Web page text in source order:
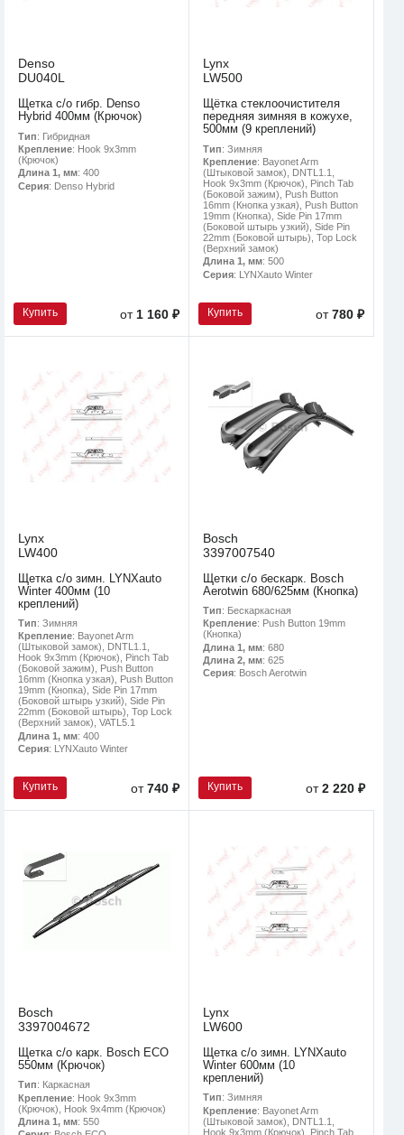
Denso
DU040L
Щетка с/о гибр. Denso
Hybrid 400мм (Крючок)
Тип: Гибридная
Крепление: Hook 9x3mm
(Крючок)
Длина 1, мм: 400
Серия: Denso Hybrid
Купить от 1 160 ₽
Lynx
LW500
Щётка стеклоочистителя
передняя зимняя в кожухе,
500мм (9 креплений)
Тип: Зимняя
Крепление: Bayonet Arm
(Штыковой замок), DNTL1.1,
Hook 9x3mm (Крючок), Pinch Tab
(Боковой зажим), Push Button
16mm (Кнопка узкая), Push Button
19mm (Кнопка), Side Pin 17mm
(Боковой штырь узкий), Side Pin
22mm (Боковой штырь), Top Lock
(Верхний замок)
Длина 1, мм: 500
Серия: LYNXauto Winter
Купить от780 ₽
Lynx
LW400
Щетка с/о зимн. LYNXauto
Winter 400мм (10
креплений)
Тип: Зимняя
Крепление: Bayonet Arm
(Штыковой замок), DNTL1.1,
Hook 9x3mm (Крючок), Pinch Tab
(Боковой зажим), Push Button
16mm (Кнопка узкая), Push Button
19mm (Кнопка), Side Pin 17mm
(Боковой штырь узкий), Side Pin
22mm (Боковой штырь), Top Lock
(Верхний замок), VATL5.1
Длина 1, мм: 400
Серия: LYNXauto Winter
Купить от740 ₽
Bosch
3397007540
Щетки с/о бескарк. Bosch
Aerotwin 680/625мм (Кнопка)
Тип: Бескаркасная
Крепление: Push Button 19mm
(Кнопка)
Длина 1, мм: 680
Длина 2, мм: 625
Серия: Bosch Aerotwin
Купить от2 220 ₽
Bosch
3397004672
Щетка с/о карк. Bosch ECO
550мм (Крючок)
Тип: Каркасная
Крепление: Hook 9x3mm
(Крючок), Hook 9x4mm (Крючок)
Длина 1, мм: 550
Lynx
LW600
Щетка с/о зимн. LYNXauto
Winter 600мм (10
креплений)
Тип: Зимняя
Крепление: Bayonet Arm
(Штыковой замок), DNTL1.1,
Hook 9x3mm (Крючок), Pinch Tab